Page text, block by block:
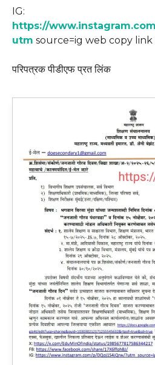
IG:
https://
utm source=ig web copy link
परिपत्रक पीडीएफ प्रत लिंक